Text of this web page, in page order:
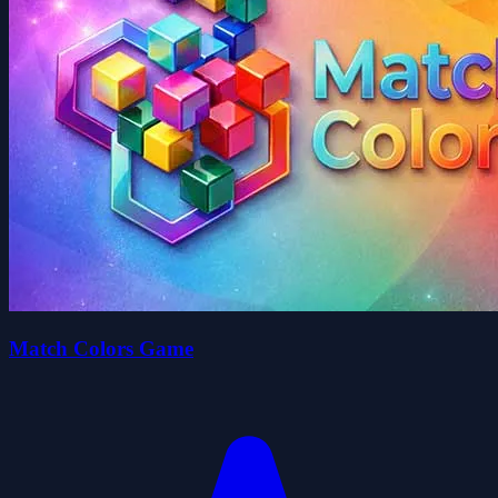
Match Colors Game